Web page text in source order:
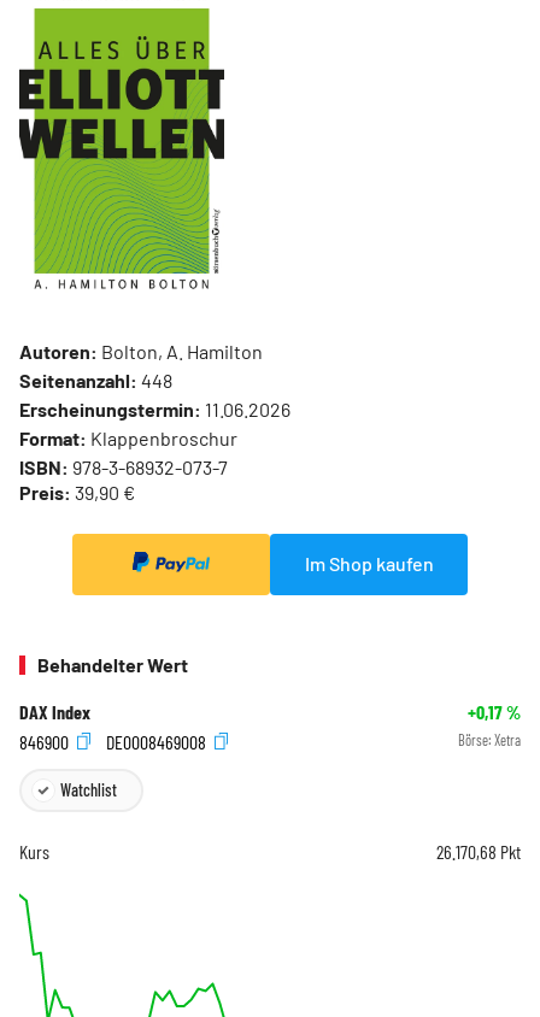
Autoren: Bolton, A. Hamilton
Seitenanzahl: 448
Erscheinungstermin: 11.06.2026
Format: Klappenbroschur
ISBN: 978-3-68932-073-7
Preis: 39,90 €
Im Shop kaufen
Behandelter Wert
DAX Index +0,17%
846900
DE0008469008 Börse: Xetra
Watchlist
Kurs 26.170,68 Pkt